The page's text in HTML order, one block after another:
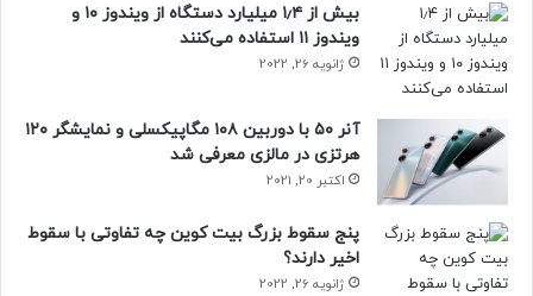
بیش از ۱٫۴ میلیارد دستگاه از ویندوز ۱۰ و
ویندوز ۱۱ استفاده می‌کنند
ژانویه 26, 2022
آنر ۵۰ با دوربین ۱۰۸ مگاپیکسلی و نمایشگر ۱۲۰
هرتزی در مالزی معرفی شد
اکتبر 20, 2021
پنج سقوط بزرگ بیت کوین چه تفاوتی با سقوط
اخیر دارند؟
ژانویه 26, 2022